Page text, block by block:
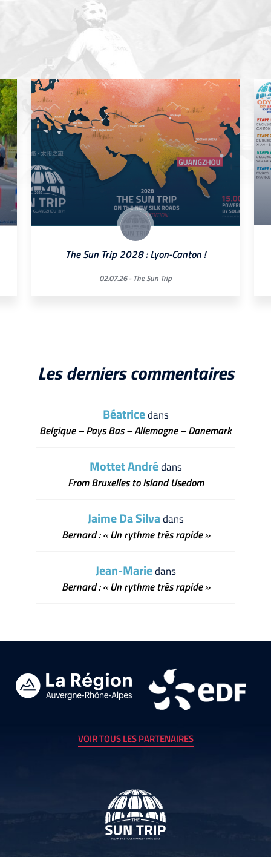
The Sun Trip 2028 : Lyon-Canton !
02.07.26 - The Sun Trip
Les derniers commentaires
Béatricedans
Belgique – Pays Bas – Allemagne – Danemark
Mottet Andrédans
From Bruxelles to Island Usedom
Jaime Da Silvadans
Bernard : « Un rythme très rapide »
Jean-Mariedans
Bernard : « Un rythme très rapide »
VOIR TOUS LES PARTENAIRES